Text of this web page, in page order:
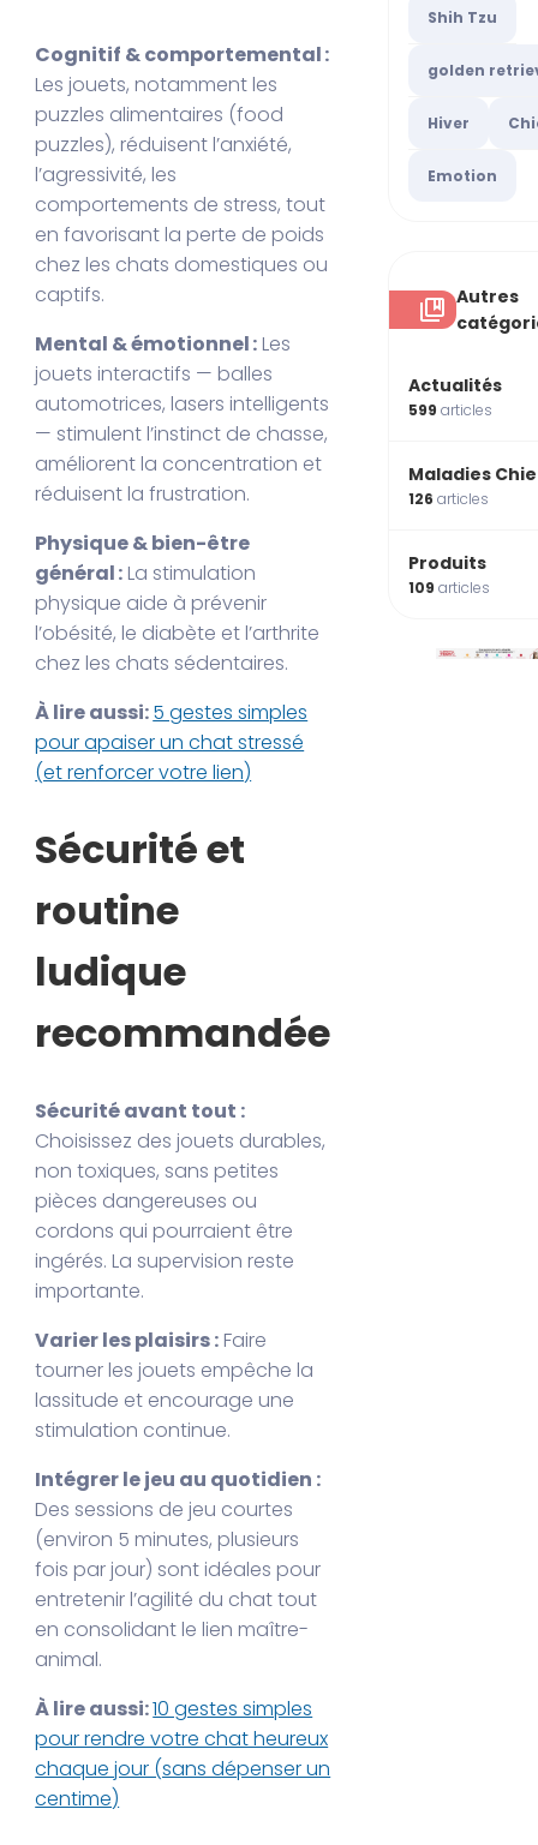
Cognitif & comportemental :
Les jouets, notamment les
puzzles alimentaires (food
puzzles), réduisent l’anxiété,
l’agressivité, les
comportements de stress, tout
en favorisant la perte de poids
chez les chats domestiques ou
captifs.
Mental & émotionnel : Les
jouets interactifs — balles
automotrices, lasers intelligents
— stimulent l’instinct de chasse,
améliorent la concentration et
réduisent la frustration.
Physique & bien-être
général : La stimulation
physique aide à prévenir
l’obésité, le diabète et l’arthrite
chez les chats sédentaires.
À lire aussi:5 gestes simples
pour apaiser un chat stressé
(et renforcer votre lien)
Sécurité et
routine
ludique
recommandée
Sécurité avant tout :
Choisissez des jouets durables,
non toxiques, sans petites
pièces dangereuses ou
cordons qui pourraient être
ingérés. La supervision reste
importante.
Varier les plaisirs : Faire
tourner les jouets empêche la
lassitude et encourage une
stimulation continue.
Intégrer le jeu au quotidien :
Des sessions de jeu courtes
(environ 5 minutes, plusieurs
fois par jour) sont idéales pour
entretenir l’agilité du chat tout
en consolidant le lien maître-
animal.
À lire aussi:10 gestes simples
pour rendre votre chat heureux
chaque jour (sans dépenser un
centime)
Shih Tzu
golden
Hiver
Emotion
Autres
Actualités
599articles
Maladies
126articles
Produits
109articles